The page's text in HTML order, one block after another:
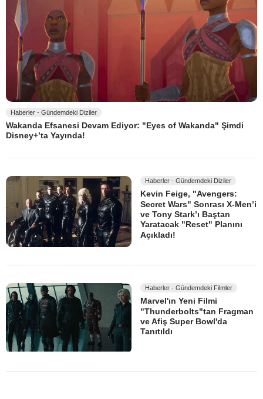
Haberler - Gündemdeki Diziler
Wakanda Efsanesi Devam Ediyor: "Eyes of Wakanda" Şimdi
Disney+’ta Yayında!
Haberler - Gündemdeki Diziler
Kevin Feige, "Avengers:
Secret Wars" Sonrası X-Men’i
ve Tony Stark’ı Baştan
Yaratacak "Reset" Planını
Açıkladı!
Haberler - Gündemdeki Filmler
Marvel'ın Yeni Filmi
"Thunderbolts"tan Fragman
ve Afiş Super Bowl'da
Tanıtıldı